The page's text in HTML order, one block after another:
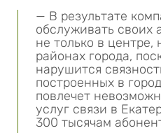
— В результате
обслуживать своих
не только в центре,
районах города,
нарушится
построенных в
повлечет
услуг связи в
300 тысячам